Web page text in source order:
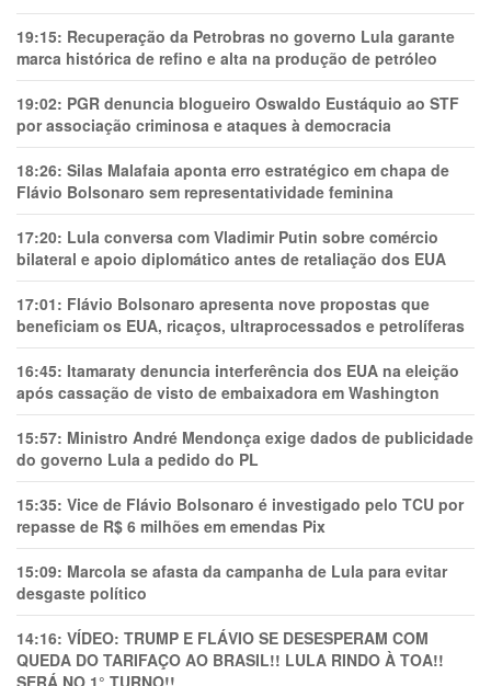
19:15: Recuperação da Petrobras no governo Lula garante
marca histórica de refino e alta na produção de petróleo
19:02: PGR denuncia blogueiro Oswaldo Eustáquio ao STF
por associação criminosa e ataques à democracia
18:26: Silas Malafaia aponta erro estratégico em chapa de
Flávio Bolsonaro sem representatividade feminina
17:20: Lula conversa com Vladimir Putin sobre comércio
bilateral e apoio diplomático antes de retaliação dos EUA
17:01: Flávio Bolsonaro apresenta nove propostas que
beneficiam os EUA, ricaços, ultraprocessados e petrolíferas
16:45: Itamaraty denuncia interferência dos EUA na eleição
após cassação de visto de embaixadora em Washington
15:57: Ministro André Mendonça exige dados de publicidade
do governo Lula a pedido do PL
15:35: Vice de Flávio Bolsonaro é investigado pelo TCU por
repasse de R$ 6 milhões em emendas Pix
15:09: Marcola se afasta da campanha de Lula para evitar
desgaste político
14:16: VÍDEO: TRUMP E FLÁVIO SE DESESPERAM COM
QUEDA DO TARIFAÇO AO BRASIL!! LULA RINDO À TOA!!
SERÁ NO 1° TURNO!!